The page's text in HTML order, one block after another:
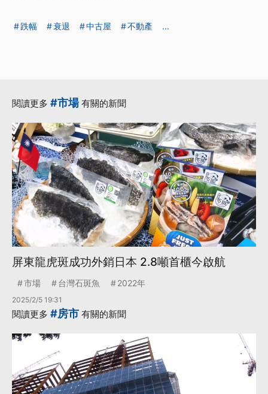
跌幅 衰退 中古屋 不動產 ...
閱讀更多 #市場有關的新聞
屏東龍虎斑成功外銷日本 2.8噸首櫃今啟航
市場 台灣石斑魚 2022年
2025/2/5 19:31
閱讀更多 #房市 有關的新聞